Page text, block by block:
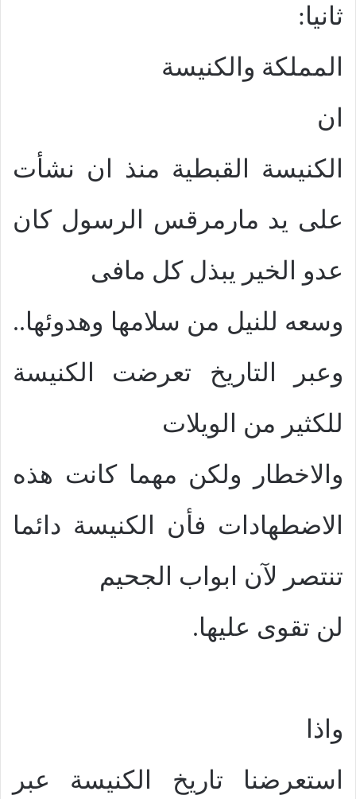
ثانيا:
المملكة والكنيسة
ان
الكنيسة القبطية منذ ان نشأت
على يد مارمرقس الرسول كان
عدو الخير يبذل كل مافى
وسعه للنيل من سلامها وهدوئها..
وعبر التاريخ تعرضت الكنيسة
للكثير من الويلات
والاخطار ولكن مهما كانت هذه
الاضطهادات فأن الكنيسة دائما
تنتصر لآن ابواب الجحيم
لن تقوى عليها.
واذا
استعرضنا تاريخ الكنيسة عبر